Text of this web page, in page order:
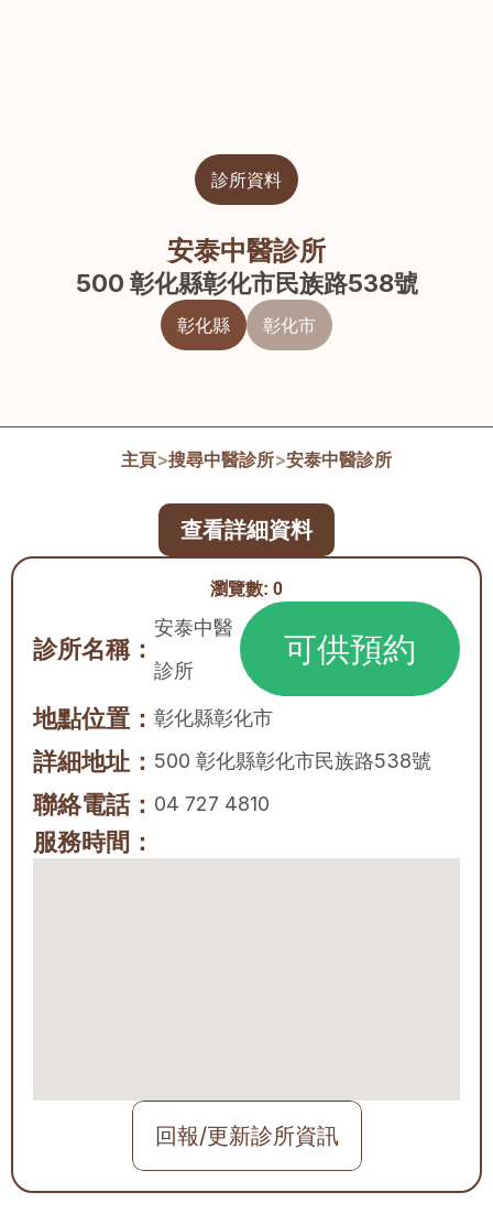
診所資料
安泰中醫診所
500 彰化縣彰化市民族路538號
彰化縣 彰化市
主頁>搜尋中醫診所>安泰中醫診所
瀏覽數: 0
診所名稱：
安泰中醫
診所
可供預約
地點位置： 彰化縣彰化市
詳細地址： 500 彰化縣彰化市民族路538號
聯絡電話： 04 727 4810
服務時間：
回報/更新診所資訊
查看詳細資料